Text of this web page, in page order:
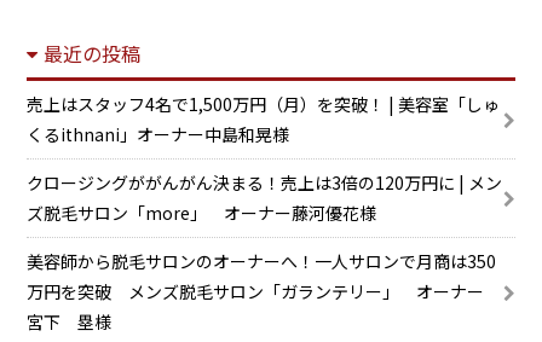
最近の投稿
売上はスタッフ4名で1,500万円（月）を突破！ | 美容室「しゅ
くるithnani」オーナー中島和晃様
クロージングががんがん決まる！売上は3倍の120万円に | メン
ズ脱毛サロン「more」 オーナー藤河優花様
美容師から脱毛サロンのオーナーへ！一人サロンで月商は350
万円を突破 メンズ脱毛サロン「ガランテリー」 オーナー
宮下 塁様